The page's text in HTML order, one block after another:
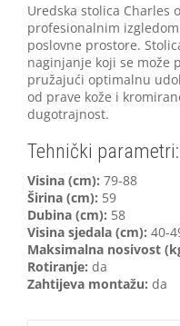
Uredska stolica Charles
profesionalnim
poslovne prostore.
naginjanje koji se može
pružajući optimalnu
od prave kože i
dugotrajnost.
Tehnički parametri:
Visina (cm): 79-88
Širina (cm): 59
Dubina (cm): 58
Visina sjedala (cm): 40-
Maksimalna nosivost
Rotiranje: da
Zahtijeva montažu: da